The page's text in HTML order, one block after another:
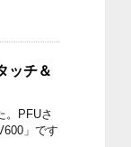
ッチ＆
。PFUさ
」です